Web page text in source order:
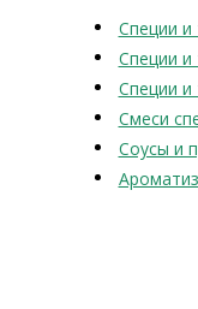
Специи и
Специи
Специи и
Смеси
Соусы и